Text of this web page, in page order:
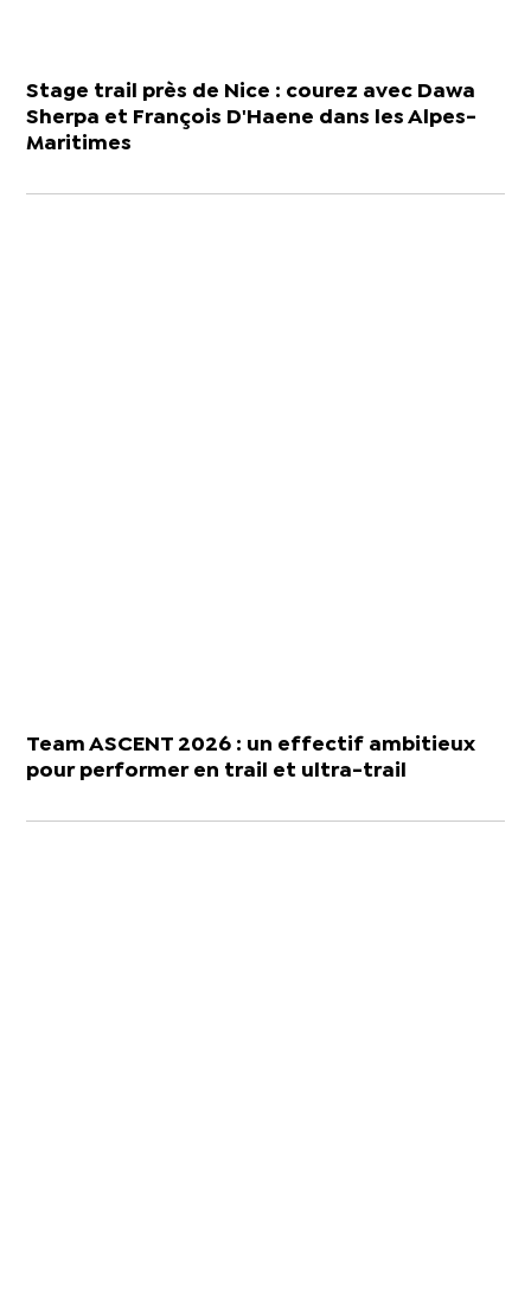
Stage trail près de Nice : courez avec Dawa
Sherpa et François D'Haene dans les Alpes-
Maritimes
Team ASCENT 2026 : un effectif ambitieux
pour performer en trail et ultra-trail